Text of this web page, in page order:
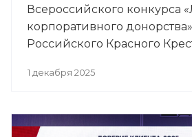
Всероссийского конкурса
корпоративного
Российского Красного
1 декабря 2025